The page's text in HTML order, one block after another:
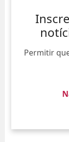
Permitir